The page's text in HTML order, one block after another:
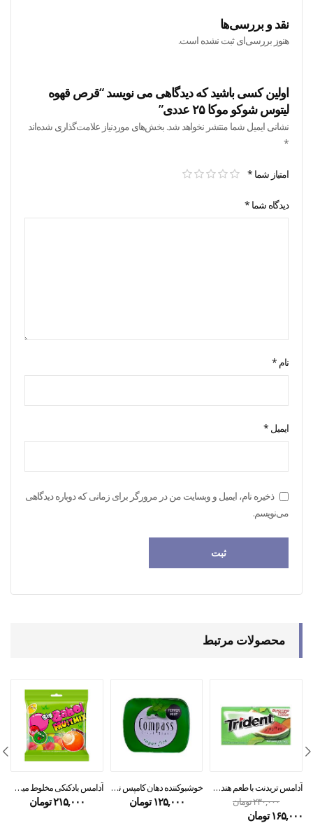
نقد و بررسی‌ها
هنوز بررسی‌ای ثبت نشده است.
اولین کسی باشید که دیدگاهی می نویسد “قرص قهوه
لیتوس شوکو موکا ۲۵ عددی”
نشانی ایمیل شما منتشر نخواهد شد. بخش‌های موردنیاز علامت‌گذاری شده‌اند
*
امتیاز شما *
دیدگاه شما *
نام *
ایمیل *
ذخیره نام، ایمیل و وبسایت من در مرورگر برای زمانی که دوباره دیدگاهی
می‌نویسم.
محصولات مرتبط
آدامس تریدنت با طعم هندوانه ۱۴ عددی
۲۳۰,۰۰۰تومان
۱۶۵,۰۰۰ تومان
خوشبوکننده دهان کامپس نعنا بدون شکر
۱۲۵,۰۰۰ تومان
آدامس بادکنکی مخلوط میوه بیگ بابل ۸۰ گرمی
۲۱۵,۰۰۰تومان